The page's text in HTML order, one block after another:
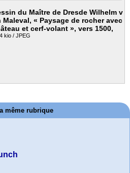
du Maître de Dresde Wilhelm v
Maleval, « Paysage de rocher avec
et cerf-volant », vers 1500,
kio / JPEG
même rubrique